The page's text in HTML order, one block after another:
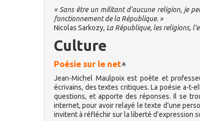
« Sans être un militant d’aucune religion, je
fonctionnement de la République. »
Nicolas Sarkozy, La République, les religions,
Culture
Poésie sur le net
Jean-Michel Maulpoix est poète et
écrivains, des textes critiques. La poésie a-t-
questions, et apporte des réponses. Il se
internet, pour avoir relayé le texte d’une
invitent à réfléchir sur la liberté d’expression